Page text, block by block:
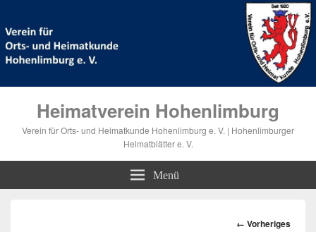
Heimatverein Hohenlimburg
Verein für Orts- und Heimatkunde Hohenlimburg e. V. | Hohenlimburger
Heimatblätter e. V.
Menü
Bilder-
← Vorheriges